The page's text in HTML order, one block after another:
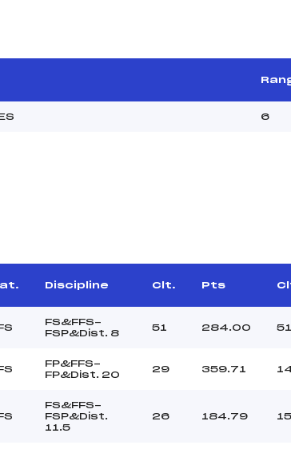
6
Discipline Clt. Pts
FS&FFS-
FSP&Dist. 8
51 284.00
FP&FFS-
FP&Dist. 20
29 359.71
FS&FFS-
FSP&Dist.
11.5
26 184.79